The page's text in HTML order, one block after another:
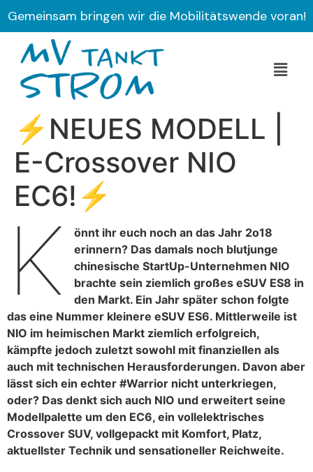
Gemeinsam bringen wir die Mobilitätswende voran!
⚡NEUES MODELL |
E-Crossover NIO
EC6!⚡
K
önnt ihr euch noch an das Jahr 2o18
erinnern? Das damals noch blutjunge
chinesische StartUp-Unternehmen NIO
brachte sein ziemlich großes eSUV ES8 in
den Markt. Ein Jahr später schon folgte
das eine Nummer kleinere eSUV ES6. Mittlerweile ist
NIO im heimischen Markt ziemlich erfolgreich,
kämpfte jedoch zuletzt sowohl mit finanziellen als
auch mit technischen Herausforderungen. Davon aber
lässt sich ein echter #Warrior nicht unterkriegen,
oder? Das denkt sich auch NIO und erweitert seine
Modellpalette um den EC6, ein vollelektrisches
Crossover SUV, vollgepackt mit Komfort, Platz,
aktuellster Technik und sensationeller Reichweite.